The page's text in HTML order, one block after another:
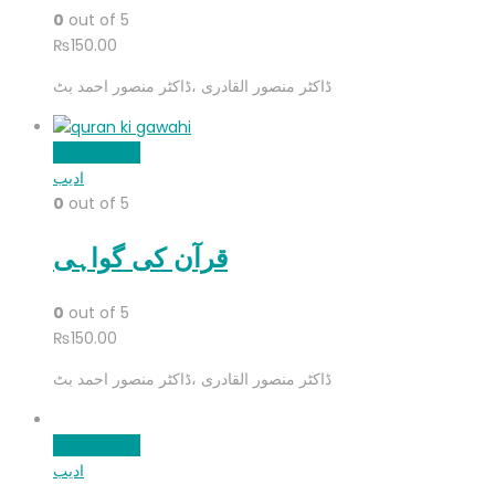
0 out of 5
₨150.00
ڈاکٹر منصور القادری ،ڈاکٹر منصور احمد بٹ
ادیب
0 out of 5
قرآن کی گواہی
0 out of 5
₨150.00
ڈاکٹر منصور القادری ،ڈاکٹر منصور احمد بٹ
ادیب